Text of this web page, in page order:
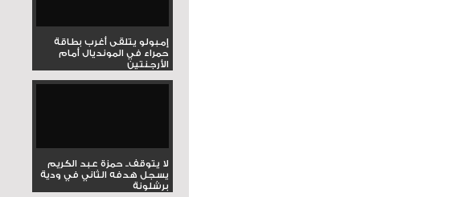
إمبولو يتلقى أغرب بطاقة
حمراء في المونديال أمام
الأرجنتين
لا يتوقف.. حمزة عبد الكريم
يسجل هدفه الثاني في ودية
برشلونة